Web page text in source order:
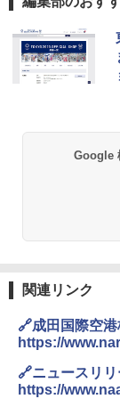
Google
関連リンク
🔗成田国際空
https://
🔗ニュースリリ
https://